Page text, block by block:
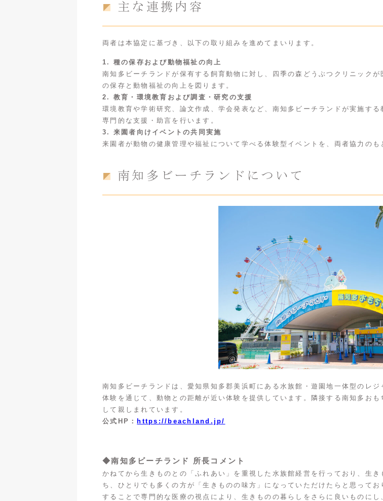
主な連携内容
両者は本協定に基づき、以下の取り組みを進めてまいります。
1. 種の保存および動物福祉の向上
南知多ビーチランドが保有する飼育動物に対し、四季の森どうぶつクリニック
の保存と動物福祉の向上を図ります。
2. 教育・環境教育および調査・研究の支援
環境教育や学術研究、論文作成、学会発表など、南知多ビーチランドが実施す
専門的な支援・助言を行います。
3. 来園者向けイベントの共同実施
来園者が動物の健康管理や福祉について学べる体験型イベントを、両者協力のも
南知多ビーチランドについて
南知多ビーチランドは、愛知県知多郡美浜町にある水族館・遊園地一体型のレ
体験を通じて、動物との距離が近い体験を提供しています。隣接する南知多お
して親しまれています。
公式HP： https://beachland.jp/
◆南知多ビーチランド 所長コメント
かねてから生きものとの「ふれあい」を重視した水族館経営を行っており、生
ち、ひとりでも多くの方が「生きものの味方」になっていただけたらと思って
することで専門的な医療の視点により、生きものの暮らしをさらに良いものに